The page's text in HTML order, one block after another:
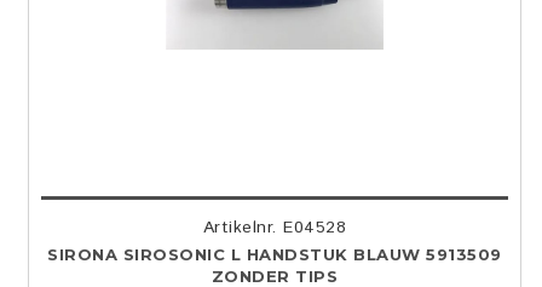
Artikelnr. E04528
SIRONA SIROSONIC L HANDSTUK BLAUW 5913509
ZONDER TIPS